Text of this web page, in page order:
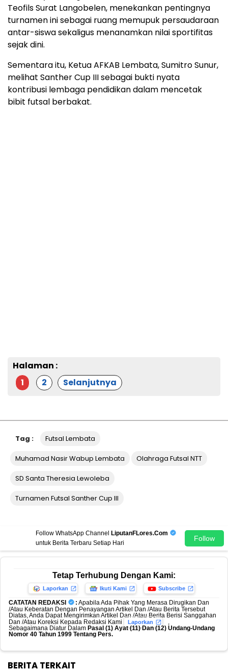
Teofils Surat Langobelen, menekankan pentingnya
turnamen ini sebagai ruang memupuk persaudaraan
antar-siswa sekaligus menanamkan nilai sportifitas
sejak dini.
Sementara itu, Ketua AFKAB Lembata, Sumitro Sunur,
melihat Santher Cup III sebagai bukti nyata
kontribusi lembaga pendidikan dalam mencetak
bibit futsal berbakat.
Halaman :
1
2 Selanjutnya
Tag : Futsal Lembata
Muhamad Nasir Wabup Lembata Olahraga Futsal NTT
SD Santa Theresia Lewoleba
Turnamen Futsal Santher Cup III
Follow WhatsApp Channel
LiputanFLores.Com
untuk Berita Terbaru Setiap Hari
Follow
Tetap Terhubung Dengan Kami:
Laporkan Ikuti Kami Subscribe
CATATAN REDAKSI : Apabila Ada Pihak Yang Merasa Dirugikan Dan
/Atau Keberatan Dengan Penayangan Artikel Dan /Atau Berita Tersebut
Diatas, Anda Dapat Mengirimkan Artikel Dan /Atau Berita Berisi Sanggahan
Dan /Atau Koreksi Kepada Redaksi Kami
Laporkan
,
Sebagaimana Diatur Dalam Pasal (1) Ayat (11) Dan (12) Undang-Undang
Nomor 40 Tahun 1999 Tentang Pers.
BERITA TERKAIT